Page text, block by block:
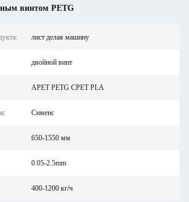
винтом PETG
лист делая машину
двойной винт
APET PETG CPET PLA
Сименс
650-1550 мм
0.05-2.5mm
400-1200 кг/ч